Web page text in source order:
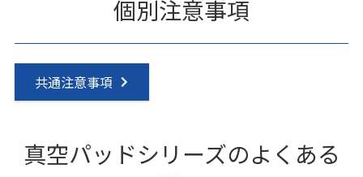
個別注意事項
共通注意事項
真空パッドシリーズのよくある